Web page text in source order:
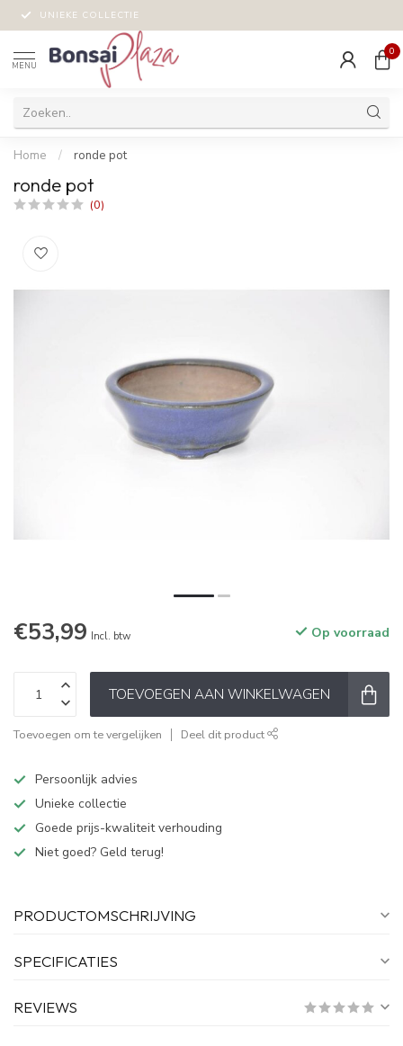
UNIEKE COLLECTIE
MENU
0
Home / ronde pot
ronde pot
(0)
€53,99 Incl. btw Op voorraad
TOEVOEGEN AAN WINKELWAGEN
Toevoegen om te vergelijken Deel dit product
Persoonlijk advies
Unieke collectie
Goede prijs-kwaliteit verhouding
Niet goed? Geld terug!
PRODUCTOMSCHRIJVING
SPECIFICATIES
REVIEWS